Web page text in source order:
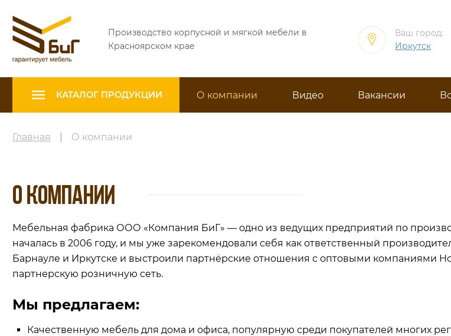
Производство корпусной и мягкой мебели в
Красноярском крае
Ваш город:
Иркутск
КАТАЛОГ ПРОДУКЦИИ О компании Видео Вакансии
Главная О компании
О КОМПАНИИ
Мебельная фабрика ООО «Компания БиГ» — одно из ведущих предприятий по
началась в 2006 году, и мы уже зарекомендовали себя как ответственный
Барнауле и Иркутске и выстроили партнёрские отношения с оптовыми компаниями
партнерскую розничную сеть.
Мы предлагаем:
Качественную мебель для дома и офиса, популярную среди покупателей многих